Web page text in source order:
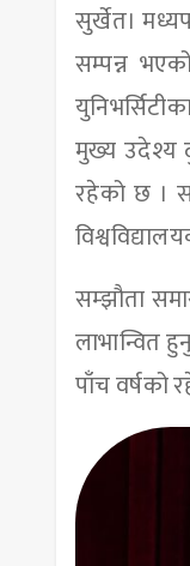
सुर्खेत।
सम्पन्न
मुख्य उदेश्य
रहेको छ ।
सम्झौता
लाभान्वित
पाँच वर्षको